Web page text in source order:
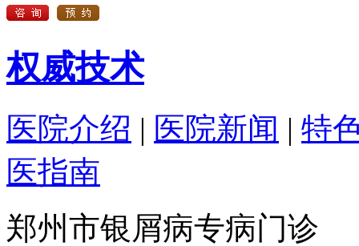
权威技术
医院介绍 | 医院新闻 | 特
医指南
郑州市银屑病专病门诊